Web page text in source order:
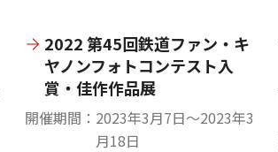
2022 第45回鉄道ファン・キ
ヤノンフォトコンテスト入
賞・佳作作品展
開催期間
2023年3月7日〜2023年3
月18日